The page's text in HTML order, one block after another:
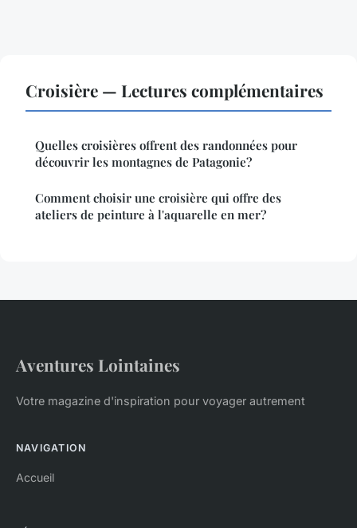
Croisière — Lectures complémentaires
Quelles croisières offrent des randonnées pour
découvrir les montagnes de Patagonie?
Comment choisir une croisière qui offre des
ateliers de peinture à l'aquarelle en mer?
Aventures Lointaines
Votre magazine d'inspiration pour voyager autrement
NAVIGATION
Accueil